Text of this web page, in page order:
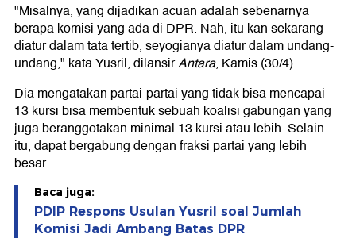
"Misalnya, yang dijadikan acuan adalah sebenarnya
berapa komisi yang ada di DPR. Nah, itu kan sekarang
diatur dalam tata tertib, seyogianya diatur dalam undang-
undang," kata Yusril, dilansirAntara, Kamis (30/4).
Dia mengatakan partai-partai yang tidak bisa mencapai
13 kursi bisa membentuk sebuah koalisi gabungan yang
juga beranggotakan minimal 13 kursi atau lebih. Selain
itu, dapat bergabung dengan fraksi partai yang lebih
besar.
Baca juga:
PDIP Respons Usulan Yusril soal Jumlah
Komisi Jadi Ambang Batas DPR